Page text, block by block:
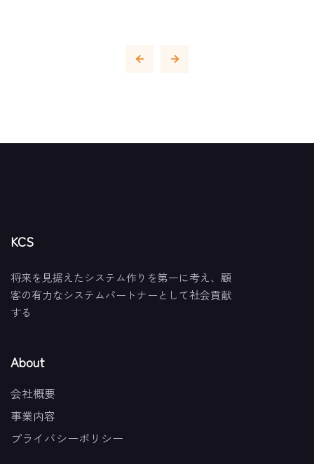
KCS
将来を見据えたシステム作りを第一に考え、顧
客の有力なシステムパートナーとして社会貢献
する
About
会社概要
事業内容
プライバシーポリシー